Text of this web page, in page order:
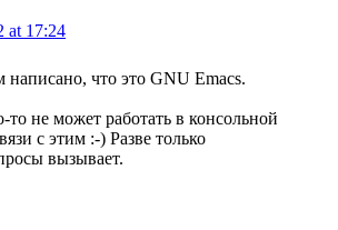
at 17:24
что это GNU Emacs.
не может работать в консольной
с этим :-) Разве только
вызывает.